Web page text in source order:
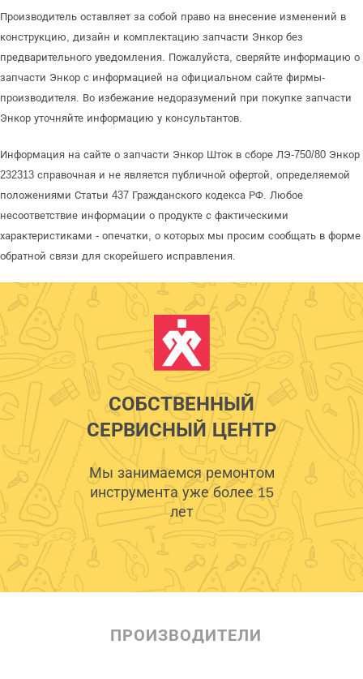
Производитель оставляет за собой право на внесение изменений в
конструкцию, дизайн и комплектацию запчасти Энкор без
предварительного уведомления. Пожалуйста, сверяйте информацию о
запчасти Энкор с информацией на официальном сайте фирмы-
производителя. Во избежание недоразумений при покупке запчасти
Энкор уточняйте информацию у консультантов.
Информация на сайте о запчасти Энкор Шток в сборе ЛЭ-750/80 Энкор
232313 справочная и не является публичной офертой, определяемой
положениями Статьи 437 Гражданского кодекса РФ. Любое
несоответствие информации о продукте с фактическими
характеристиками - опечатки, о которых мы просим сообщать в форме
обратной связи для скорейшего исправления.
СОБСТВЕННЫЙ
СЕРВИСНЫЙ ЦЕНТР
Мы занимаемся ремонтом
инструмента уже более 15
лет
ПРОИЗВОДИТЕЛИ